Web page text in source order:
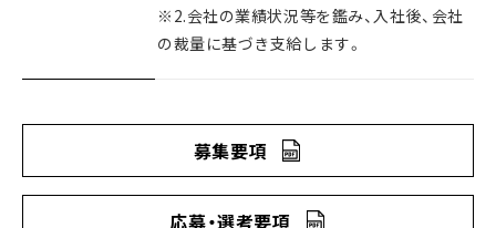
※2.会社の業績状況等を鑑み、入社後、会社
の裁量に基づき支給します。
募集要項
応募・選考要項